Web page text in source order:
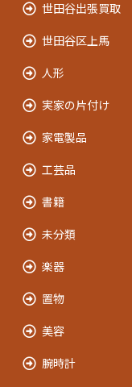
世田谷出張買取
世田谷区上馬
人形
実家の片付け
家電製品
工芸品
書籍
未分類
楽器
置物
美容
腕時計